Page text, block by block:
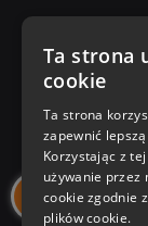
Zakupy u
Nasza
Nasi
Ta strona
cookie
Ta strona
zapewnić
Korzystając z
używanie przez
cookie zgodnie
plików cookie.